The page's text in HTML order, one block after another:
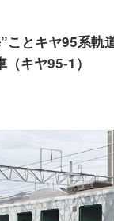
ことキヤ95系軌
キヤ95-1）